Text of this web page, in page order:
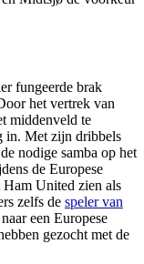
fungeerde brak
het vertrek van
middenveld te
in. Met zijn dribbels
nodige samba op het
de Europese
United zien als
zelfs de speler van
een Europese
gezocht met de